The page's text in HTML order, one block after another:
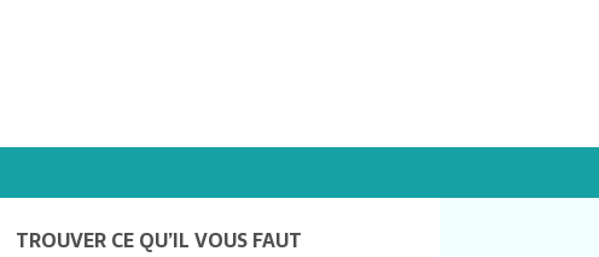
TROUVER CE QU’IL VOUS FAUT